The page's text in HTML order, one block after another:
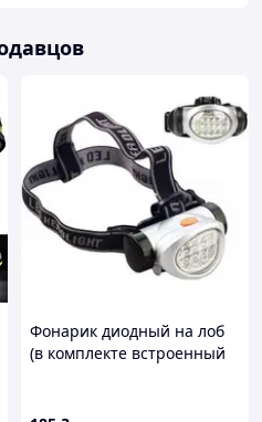
Фонарик диодный на лоб
(в комплекте встроенный